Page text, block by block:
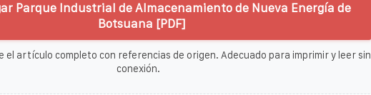
Parque Industrial de Almacenamiento de Nueva Energía de
Botsuana [PDF]
el artículo completo con referencias de origen. Adecuado para imprimir y leer sin
conexión.